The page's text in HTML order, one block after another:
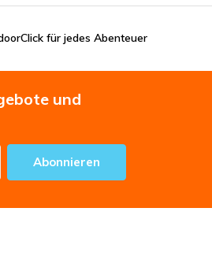
für jedes Abenteuer
und
Abonnieren